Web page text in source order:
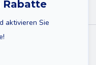
Rabatte
aktivieren Sie